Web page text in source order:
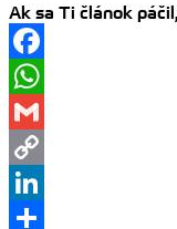
Ak sa Ti článok
Facebook
WhatsApp
Gmail
Copy
Link
LinkedIn